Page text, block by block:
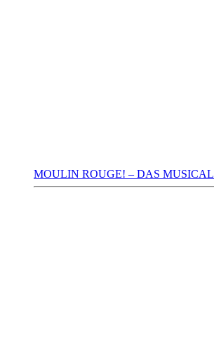
MOULIN ROUGE! – DAS MUSICAL